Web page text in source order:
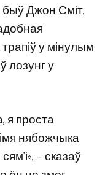
быў Джон Сміт,
у мінулым
лозунг у
я проста
нябожчыка
— сказаў